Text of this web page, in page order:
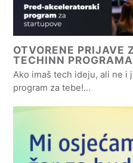
OTVORENE PRIJAVE
TECHINN PROGRAMA
Ako imaš tech ideju, ali ne i
program za tebe!…